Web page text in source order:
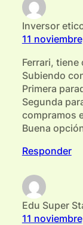
Inversor
11
Ferrari, tiene
Subiendo
Primera
Segunda
compramos
Buena
Responder
Edu Super
11